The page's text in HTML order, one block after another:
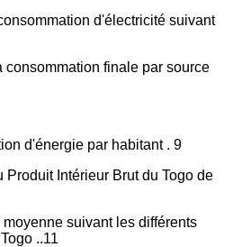
d'électricité suivant
consommation finale par source
d'énergie par habitant . 9
Intérieur Brut du Togo de
suivant les différents
..11